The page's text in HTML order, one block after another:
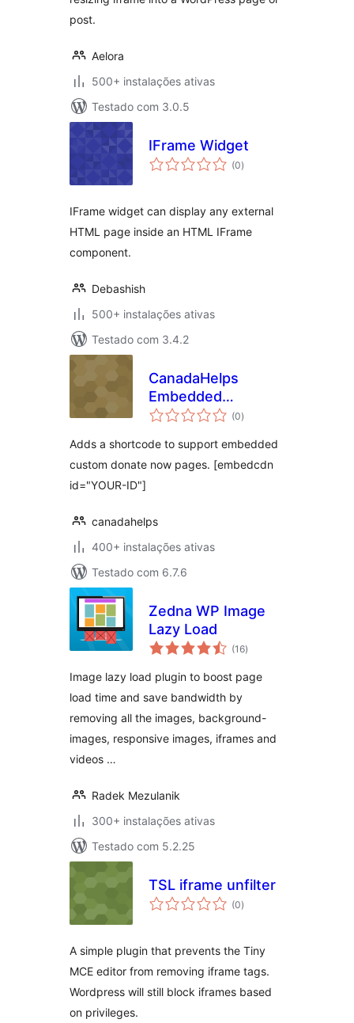
post.
Aelora
500+ instalações ativas
Testado com 3.0.5
IFrame Widget
(0avaliações
totais
)
IFrame widget can display any external
HTML page inside an HTML IFrame
component.
Debashish
500+ instalações ativas
Testado com 3.4.2
CanadaHelps
Embedded
Donation Form
(0avaliações
totais
)
Adds a shortcode to support embedded
custom donate now pages. [embedcdn
id="YOUR-ID"]
canadahelps
400+ instalações ativas
Testado com 6.7.6
Zedna WP Image
Lazy Load
(16avaliações
totais
)
Image lazy load plugin to boost page
load time and save bandwidth by
removing all the images, background-
images, responsive images, iframes and
videos …
Radek Mezulanik
300+ instalações ativas
Testado com 5.2.25
TSL iframe unfilter
(0avaliações
totais
)
A simple plugin that prevents the Tiny
MCE editor from removing iframe tags.
Wordpress will still block iframes based
on privileges.